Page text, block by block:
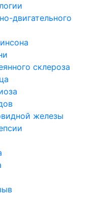
двигательного
склероза
железы